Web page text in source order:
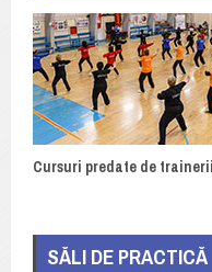
Cursuri predate de
SĂLI DE PRACTICĂ